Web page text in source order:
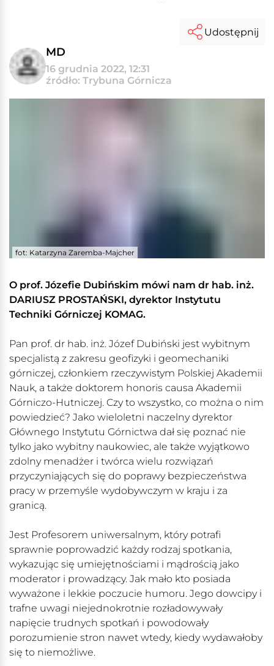
MD
16 grudnia 2022, 12:31
źródło: Trybuna Górnicza
Udostępnij
fot: Katarzyna Zaremba-Majcher
O prof. Józefie Dubińskim mówi nam dr hab. inż.
DARIUSZ PROSTAŃSKI, dyrektor Instytutu
Techniki Górniczej KOMAG.
Pan prof. dr hab. inż. Józef Dubiński jest wybitnym
specjalistą z zakresu geofizyki i geomechaniki
górniczej, członkiem rzeczywistym Polskiej Akademii
Nauk, a także doktorem honoris causa Akademii
Górniczo-Hutniczej. Czy to wszystko, co można o nim
powiedzieć? Jako wieloletni naczelny dyrektor
Głównego Instytutu Górnictwa dał się poznać nie
tylko jako wybitny naukowiec, ale także wyjątkowo
zdolny menadżer i twórca wielu rozwiązań
przyczyniających się do poprawy bezpieczeństwa
pracy w przemyśle wydobywczym w kraju i za
granicą.
Jest Profesorem uniwersalnym, który potrafi
sprawnie poprowadzić każdy rodzaj spotkania,
wykazując się umiejętnościami i mądrością jako
moderator i prowadzący. Jak mało kto posiada
wyważone i lekkie poczucie humoru. Jego dowcipy i
trafne uwagi niejednokrotnie rozładowywały
napięcie trudnych spotkań i powodowały
porozumienie stron nawet wtedy, kiedy wydawałoby
się to niemożliwe.